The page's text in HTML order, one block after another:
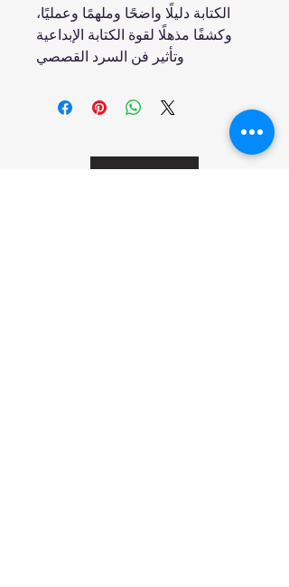
الكتابة دليلًا واضحًا وملهمًا وعمليًا،
وكشفًا مذهلًا لقوة الكتابة الإبداعية
وتأثير فن السرد القصصي